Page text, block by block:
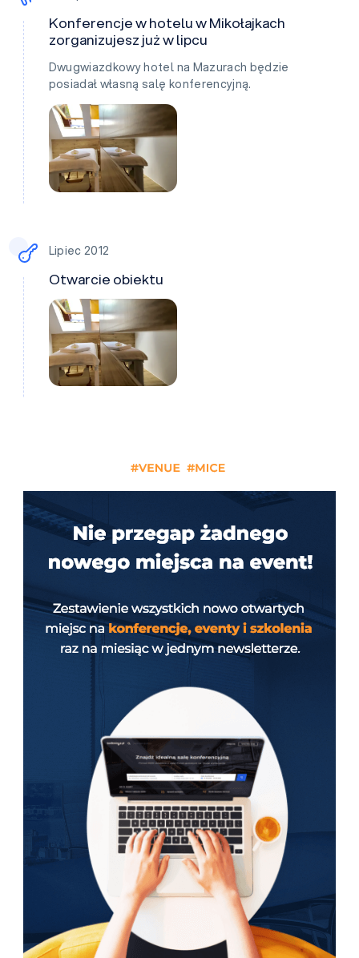
Konferencje w hotelu w Mikołajkach
zorganizujesz już w lipcu
Dwugwiazdkowy hotel na Mazurach będzie
posiadał własną salę konferencyjną.
Lipiec 2012
Otwarcie obiektu